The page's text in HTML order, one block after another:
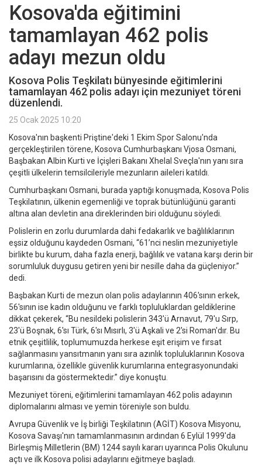
Kosova'da eğitimini
tamamlayan 462 polis
adayı mezun oldu
Kosova Polis Teşkilatı bünyesinde eğitimlerini
tamamlayan 462 polis adayı için mezuniyet töreni
düzenlendi.
25 Ocak 2025 10:20
Kosova'nın başkenti Priştine'deki 1 Ekim Spor Salonu'nda
gerçekleştirilen törene, Kosova Cumhurbaşkanı Vjosa Osmani,
Başbakan Albin Kurti ve İçişleri Bakanı Xhelal Sveçla'nın yanı sıra
çeşitli ülkelerin temsilcileriyle mezunların aileleri katıldı.
Cumhurbaşkanı Osmani, burada yaptığı konuşmada, Kosova Polis
Teşkilatının, ülkenin egemenliği ve toprak bütünlüğünü garanti
altına alan devletin ana direklerinden biri olduğunu söyledi.
Polislerin en zorlu durumlarda dahi fedakarlık ve bağlılıklarının
eşsiz olduğunu kaydeden Osmani, “61’nci neslin mezuniyetiyle
birlikte bu kurum, daha fazla enerji, bağlılık ve vatana karşı derin bir
sorumluluk duygusu getiren yeni bir nesille daha da güçleniyor.”
dedi.
Başbakan Kurti de mezun olan polis adaylarının 406'sının erkek,
56'sının ise kadın olduğunu ve farklı topluluklardan geldiklerine
dikkat çekerek, “Bu nesildeki polislerin 343'ü Arnavut, 79'u Sırp,
23'ü Boşnak, 6'sı Türk, 6'sı Mısırlı, 3'ü Aşkali ve 2'si Roman'dır. Bu
etnik çeşitlilik, toplumumuzda herkese eşit erişim ve fırsat
sağlanmasını yansıtmanın yanı sıra azınlık topluluklarının Kosova
kurumlarına, özellikle güvenlik kurumlarına entegrasyonundaki
başarısını da göstermektedir.” diye konuştu.
Mezuniyet töreni, eğitimlerini tamamlayan 462 polis adayının
diplomalarını alması ve yemin töreniyle son buldu.
Avrupa Güvenlik ve İş birliği Teşkilatının (AGİT) Kosova Misyonu,
Kosova Savaşı'nın tamamlanmasının ardından 6 Eylül 1999'da
Birleşmiş Milletlerin (BM) 1244 sayılı kararı uyarınca Polis Okulunu
açtı ve ilk Kosova polisi adaylarını eğitmeye başladı.